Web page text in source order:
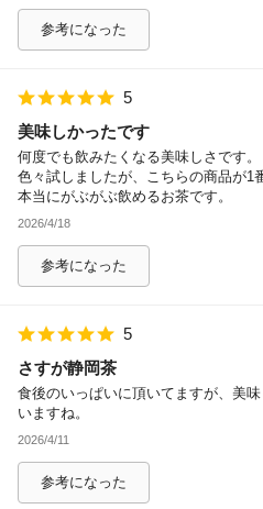
参考になった
5
美味しかったです
何度でも飲みたくなる美味しさです。
色々試しましたが、こちらの商品が1
本当にがぶがぶ飲めるお茶です。
2026/4/18
参考になった
5
さすが静岡茶
食後のいっぱいに頂いてますが、美
いますね。
2026/4/11
参考になった